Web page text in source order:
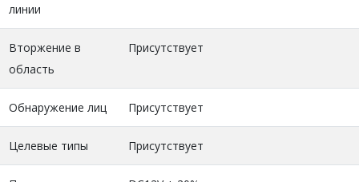
линии
Вторжение в
область
Присутствует
Обнаружение лиц Присутствует
Целевые типы Присутствует